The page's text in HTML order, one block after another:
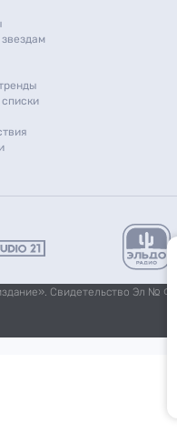
Свидетельство Эл №